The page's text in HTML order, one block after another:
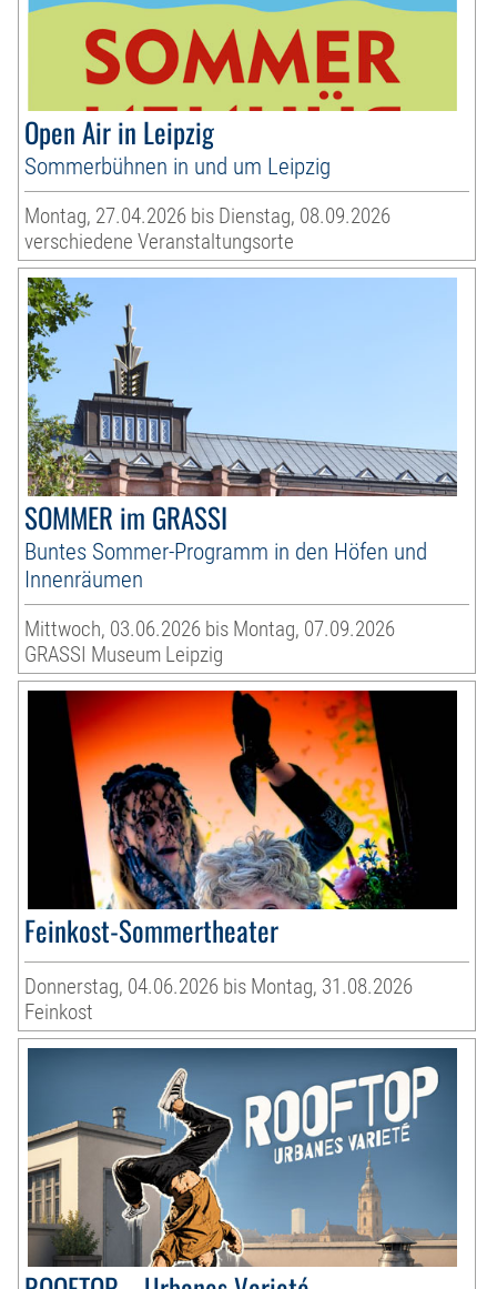
Open Air in Leipzig
Sommerbühnen in und um Leipzig
Montag, 27.04.2026 bis Dienstag, 08.09.2026
verschiedene Veranstaltungsorte
SOMMER im GRASSI
Buntes Sommer-Programm in den Höfen und
Innenräumen
Mittwoch, 03.06.2026 bis Montag, 07.09.2026
GRASSI Museum Leipzig
Feinkost-Sommertheater
Donnerstag, 04.06.2026 bis Montag, 31.08.2026
Feinkost